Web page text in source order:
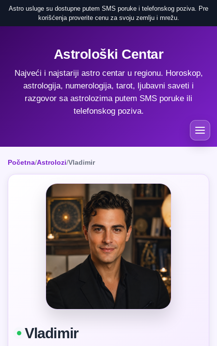
Astro usluge su dostupne putem SMS poruke i telefonskog poziva. Pre
korišćenja proverite cenu za svoju zemlju i mrežu.
Astrološki Centar
Najveći i najstariji astro centar u regionu. Horoskop,
astrologija, numerologija, tarot, ljubavni saveti i
razgovor sa astrolozima putem SMS poruke ili
telefonskog poziva.
Početna/Astrolozi/Vladimir
Vladimir